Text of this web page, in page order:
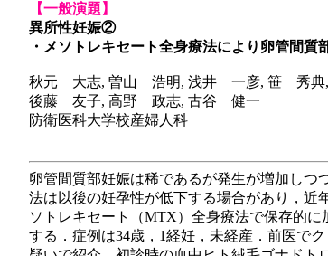
【一般演題】
異所性妊娠②
・メソトレキセート全身療法により卵管間質
秋元 大志, 曽山 浩明, 浅井 一彦, 笹 秀
後藤 友子, 高野 政志, 古谷 健一
防衛医科大学校産婦人科
卵管間質部妊娠は稀であるが発生が増加しつ
法は以後の妊孕性が低下する場合があり，近
ソトレキセート（MTX）全身療法で保存的
する．症例は34歳，1経妊，未経産．前医で